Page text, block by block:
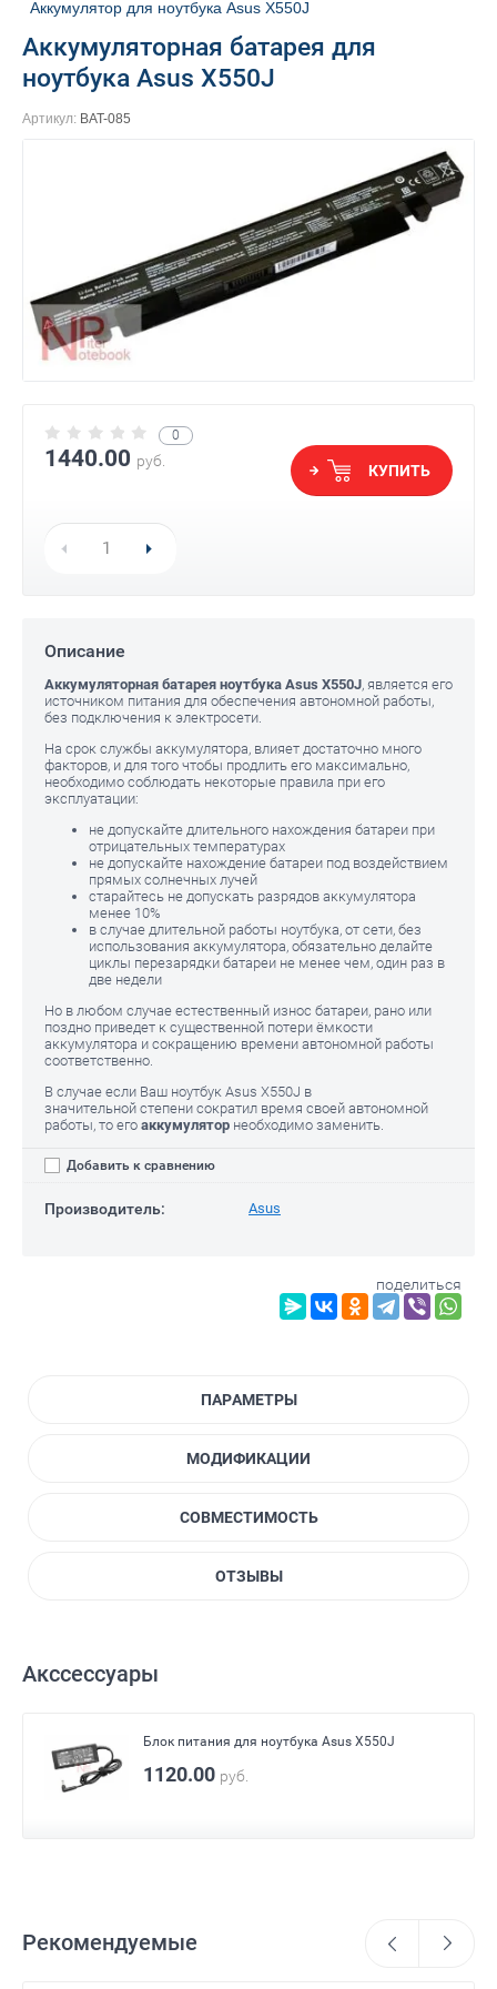
Аккумулятор для ноутбука Asus X550J
Аккумуляторная батарея для
ноутбука Asus X550J
Артикул: BAT-085
0
1440.00 руб.
КУПИТЬ
Описание
Аккумуляторная батарея ноутбука Asus X550J , является его
источником питания для обеспечения автономной работы,
без подключения к электросети.
На срок службы аккумулятора, влияет достаточно много
факторов, и для того чтобы продлить его максимально,
необходимо соблюдать некоторые правила при его
эксплуатации:
не допускайте длительного нахождения батареи при
отрицательных температурах
не допускайте нахождение батареи под воздействием
прямых солнечных лучей
старайтесь не допускать разрядов аккумулятора
менее 10%
в случае длительной работы ноутбука, от сети, без
использования аккумулятора, обязательно делайте
циклы перезарядки батареи не менее чем, один раз в
две недели
Но в любом случае естественный износ батареи, рано или
поздно приведет к существенной потери ёмкости
аккумулятора и сокращению времени автономной работы
соответственно.
В случае если Ваш ноутбук Asus X550J в
значительной степени сократил время своей автономной
работы, то его аккумулятор необходимо заменить.
Добавить к сравнению
Производитель: Asus
поделиться
ПАРАМЕТРЫ
МОДИФИКАЦИИ
СОВМЕСТИМОСТЬ
ОТЗЫВЫ
Акссессуары
Блок питания для ноутбука Asus X550J
1120.00 руб.
Рекомендуемые